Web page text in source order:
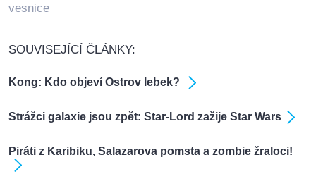
vesnice
SOUVISEJÍCÍ ČLÁNKY:
Kong: Kdo objeví Ostrov lebek?
Strážci galaxie jsou zpět: Star-Lord zažije Star Wars
Piráti z Karibiku, Salazarova pomsta a zombie žraloci!